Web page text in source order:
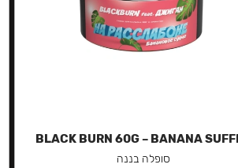
BLACK BURN 60G – BANANA
סופלה בננה